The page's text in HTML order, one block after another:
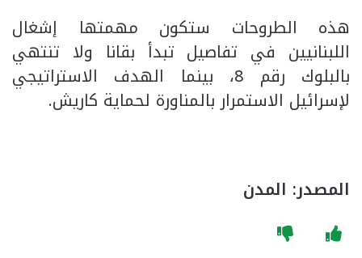
هذه الطروحات ستكون مهمتها إشغال
اللبنانيين في تفاصيل تبدأ بقانا ولا تنتهي
بالبلوك رقم 8، بينما الهدف الاستراتيجي
لإسرائيل الاستمرار بالمناورة لحماية كاريش.
المصدر: المدن